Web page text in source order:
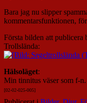
Bara jag nu slipper
kommentarsfunktionen,
Första bilden att publicera
Trollslända:
Hälsoläget:
Min tinnitus väser som f-
[02-02-025-005]